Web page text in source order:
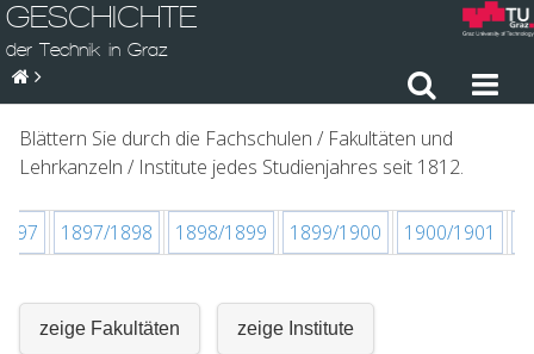
GESCHICHTE
der Technik in Graz
Blättern Sie durch die Fachschulen / Fakultäten und
Lehrkanzeln / Institute jedes Studienjahres seit 1812.
1897/1898 1898/1899 1899/1900 1900/1901
zeige Fakultäten zeige Institute